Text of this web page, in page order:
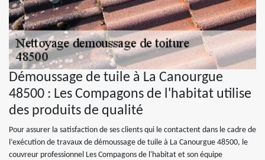
Démoussage de tuile à La Canourgue
48500 : Les Compagons de l'habitat utilise
des produits de qualité
Pour assurer la satisfaction de ses clients qui le contactent dans le cadre de
l’exécution de travaux de démoussage de tuile à La Canourgue 48500, le
couvreur professionnel Les Compagons de l'habitat et son équipe